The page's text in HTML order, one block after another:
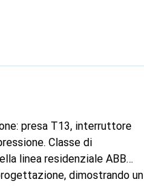
presa T13, interruttore
Classe di
linea residenziale ABB
dimostrando un